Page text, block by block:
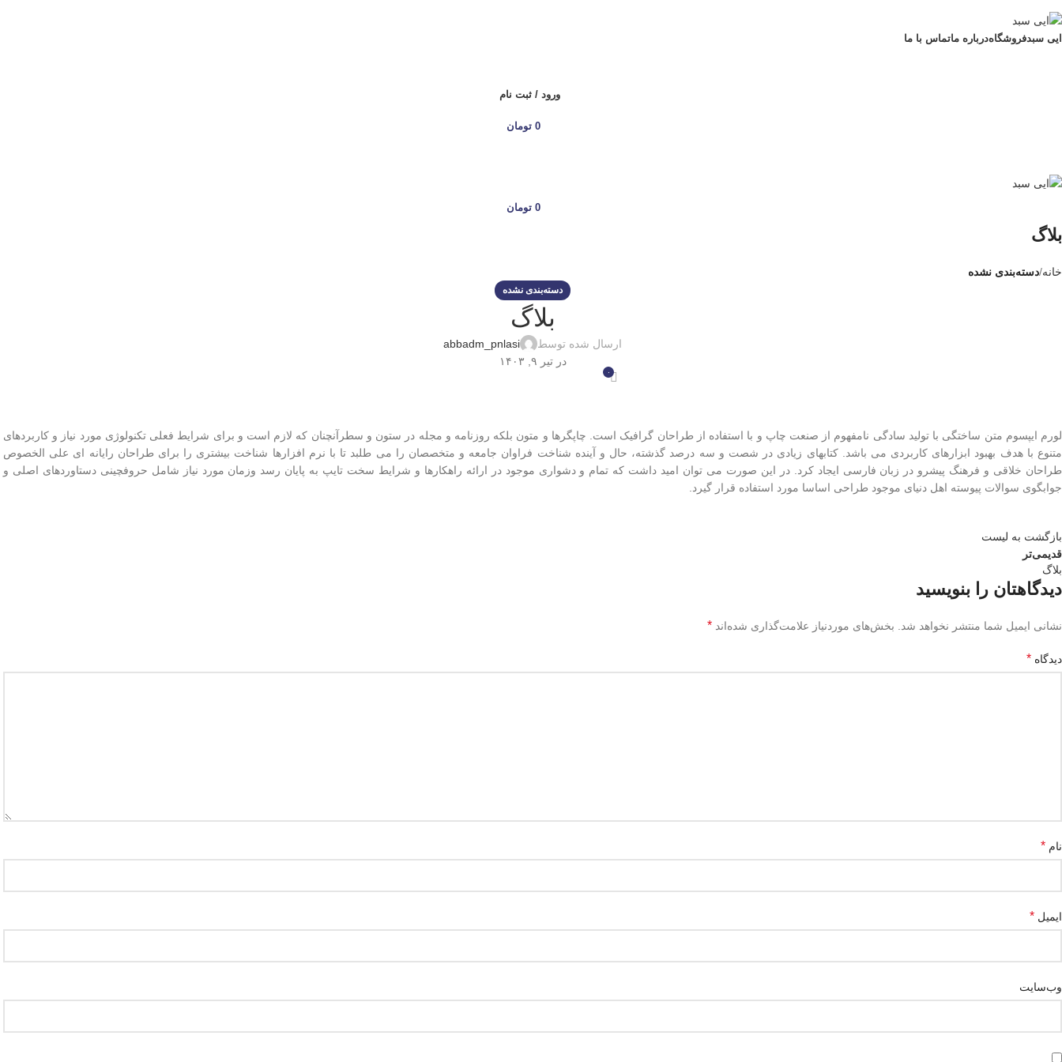
ایی سبدفروشگاهدرباره ماتماس با ما
ورود / ثبت نام
0 تومان
0 تومان
بلاگ
خانه دسته‌بندی نشده
دسته‌بندی نشده
بلاگ
ارسال شده توسط
abbadm_pnlasi
در تیر ۹, ۱۴۰۳
۰
لورم ایپسوم متن ساختگی با تولید سادگی نامفهوم از صنعت چاپ و با استفاده از طراحان گرافیک است. چاپگرها و متون بلکه روزنامه و مجله در ستون و سطرآنچنان که لازم است و برای شرایط فعلی تکنولوژی مورد نیاز و کاربردهای
متنوع با هدف بهبود ابزارهای کاربردی می باشد. کتابهای زیادی در شصت و سه درصد گذشته، حال و آینده شناخت فراوان جامعه و متخصصان را می طلبد تا با نرم افزارها شناخت بیشتری را برای طراحان رایانه ای علی الخصوص
طراحان خلاقی و فرهنگ پیشرو در زبان فارسی ایجاد کرد. در این صورت می توان امید داشت که تمام و دشواری موجود در ارائه راهکارها و شرایط سخت تایپ به پایان رسد وزمان مورد نیاز شامل حروفچینی دستاوردهای اصلی و
جوابگوی سوالات پیوسته اهل دنیای موجود طراحی اساسا مورد استفاده قرار گیرد.
بازگشت به لیست
قدیمی‌تر
بلاگ
دیدگاهتان را بنویسید
نشانی ایمیل شما منتشر نخواهد شد. بخش‌های موردنیاز علامت‌گذاری شده‌اند *
دیدگاه *
نام *
ایمیل *
وب‌سایت